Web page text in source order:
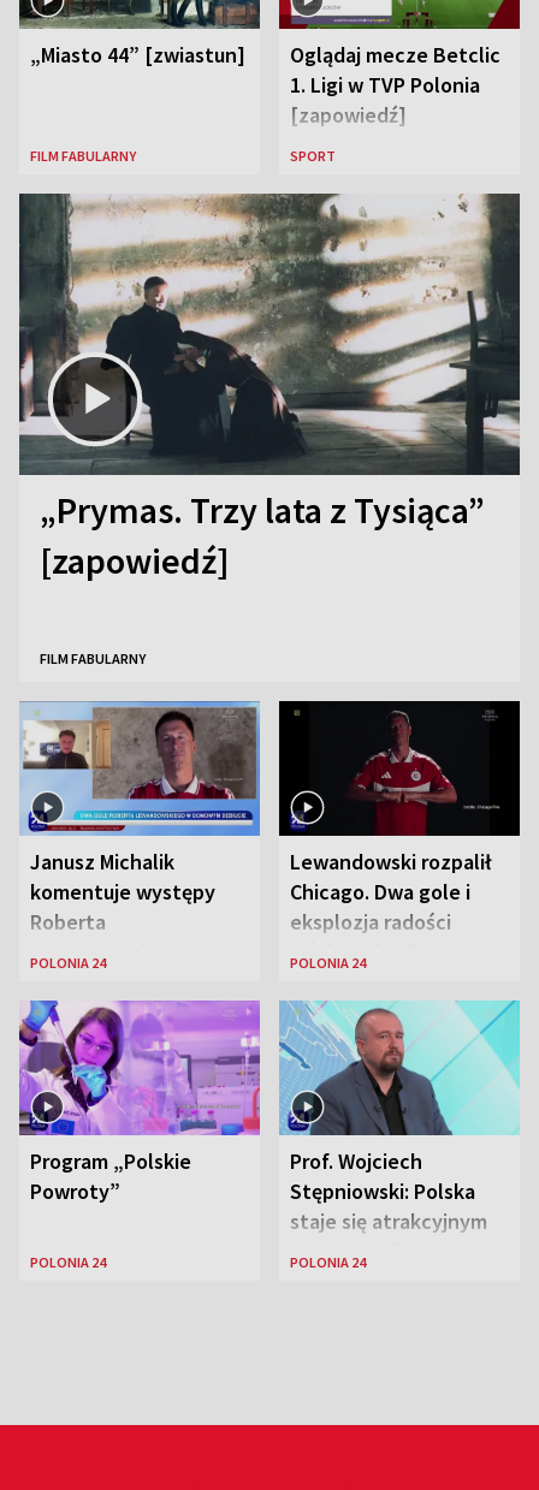
„Miasto 44” [zwiastun]
FILM FABULARNY
Oglądaj mecze Betclic
1. Ligi w TVP Polonia
[zapowiedź]
SPORT
„Prymas. Trzy lata z Tysiąca”
[zapowiedź]
FILM FABULARNY
Janusz Michalik
komentuje występy
Roberta
Lewandowskiego w
Zjednoczonych
POLONIA 24
Lewandowski rozpalił
Chicago. Dwa gole i
eksplozja radości
wśród Polonii
POLONIA 24
Program „Polskie
Powroty”
POLONIA 24
Prof. Wojciech
Stępniowski: Polska
staje się atrakcyjnym
miejscem dla
POLONIA 24